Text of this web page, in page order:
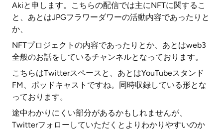
Akiと申します。こちらの配信では主にNFTに関するこ
と、あとはJPGフラワーダワーの活動内容であったりと
か、
NFTプロジェクトの内容であったりとか、あとはweb3
全般のお話をしているチャンネルとなっております。
こちらはTwitterスペースと、あとはYouTubeスタンド
FM、ポッドキャストですね。同時収録している形とな
っております。
途中わかりにくい部分があるかもしれませんが、
Twitterフォローしていただくとよりわかりやすいのか